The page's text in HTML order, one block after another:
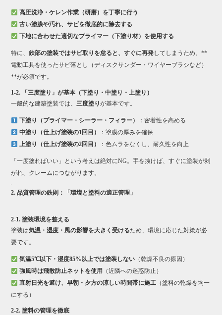
高圧洗浄・ケレン作業（研磨）を丁寧に行う
古い塗膜や汚れ、サビを徹底的に除去する
下地に合わせた適切なプライマー（下塗り材）を使用する
特に、鉄部の塗装ではサビ取りを怠ると、すぐに再発してしまうため、**
電動工具を使ったサビ落とし（ディスクサンダー・ワイヤーブラシなど）
**が必須です。
1-2. 「三度塗り」が基本（下塗り・中塗り・上塗り）
一般的な建築塗装では、三度塗りが基本です。
下塗り（プライマー・シーラー・フィラー）
：密着性を高める
中塗り（仕上げ塗装の1回目）
：塗膜の厚みを確保
上塗り（仕上げ塗装の2回目）
：色ムラをなくし、耐久性を向上
「一度塗ればいい」という考えは絶対にNG。手を抜けば、すぐに塗装が剥
がれ、クレームにつながります。
2. 品質管理の鉄則：「環境と塗料の適正管理」
2-1. 塗装環境を整える
塗装は気温・湿度・風の影響を大きく受けるため、環境に応じた対策が必
要です。
気温5℃以下・湿度85%以上では塗装しない （乾燥不良の原因）
強風時は飛散防止ネットを使用
（近隣への迷惑防止）
直射日光を避け、早朝・夕方の涼しい時間帯に施工 （塗料の乾燥を均一
にする）
2-2. 塗料の管理を徹底